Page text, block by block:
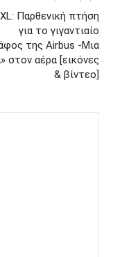
Παρθενική πτήση
για το γιγαντιαίο
της Airbus -Μια
στον αέρα [εικόνες
& βίντεο]